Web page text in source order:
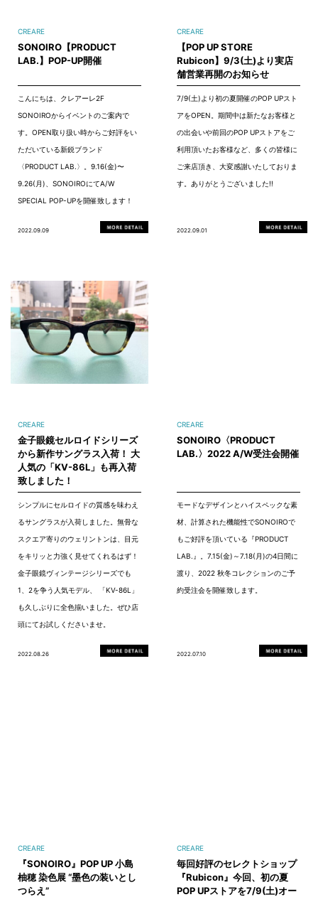
CREARE
SONOIRO【PRODUCT
LAB.】POP-UP開催
こんにちは、クレアーレ2F
SONOIROからイベントのご案内で
す。OPEN取り扱い時からご好評をい
ただいている新鋭ブランド
〈PRODUCT LAB.〉。9.16(金)〜
9.26(月)、SONOIROにてA/W
SPECIAL POP-UPを開催致します！
2022.09.09
CREARE
【POP UP STORE
Rubicon】9/3(土)より実店
舗営業再開のお知らせ
7/9(土)より初の夏開催のPOP UPスト
アをOPEN。期間中は新たなお客様と
の出会いや前回のPOP UPストアをご
利用頂いたお客様など、多くの皆様に
ご来店頂き、大変感謝いたしておりま
す。ありがとうございました!!
2022.09.01
CREARE
金子眼鏡セルロイドシリーズ
から新作サングラス入荷！ 大
人気の「KV-86L」も再入荷
致しました！
シンプルにセルロイドの質感を味わえ
るサングラスが入荷しました。無骨な
スクエア寄りのウェリントンは、目元
をキリッと力強く見せてくれるはず！
金子眼鏡ヴィンテージシリーズでも
1、2を争う人気モデル、 「KV-86L」
も久しぶりに全色揃いました。ぜひ店
頭にてお試しくださいませ。
2022.08.26
CREARE
SONOIRO〈PRODUCT
LAB.〉2022 A/W受注会開催
モードなデザインとハイスペックな素
材、計算された機能性でSONOIROで
もご好評を頂いている『PRODUCT
LAB.』。7.15(金)～7.18(月)の4日間に
渡り、2022 秋冬コレクションのご予
約受注会を開催致します。
2022.07.10
CREARE
『SONOIRO』POP UP 小島
柚穂 染色展 “墨色の装いとし
つらえ”
CREARE
毎回好評のセレクトショップ
『Rubicon』今回、初の夏
POP UPストアを7/9(土)オー